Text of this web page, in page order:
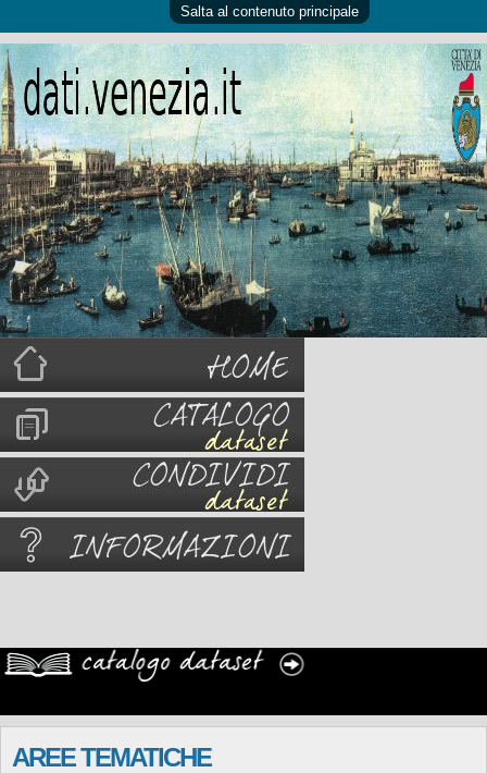
Salta al contenuto principale
AREE TEMATICHE